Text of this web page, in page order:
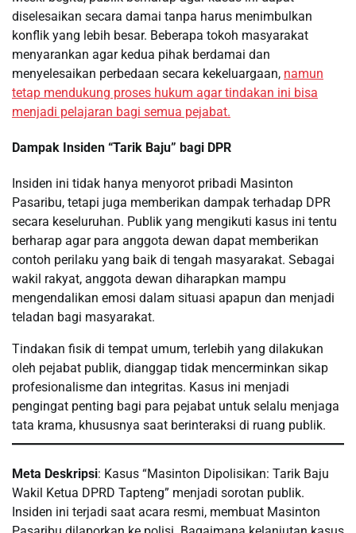
diselesaikan secara damai tanpa harus menimbulkan
konflik yang lebih besar. Beberapa tokoh masyarakat
menyarankan agar kedua pihak berdamai dan
menyelesaikan perbedaan secara kekeluargaan, namun
tetap mendukung proses hukum agar tindakan ini bisa
menjadi pelajaran bagi semua pejabat.
Dampak Insiden “Tarik Baju” bagi DPR
Insiden ini tidak hanya menyorot pribadi Masinton
Pasaribu, tetapi juga memberikan dampak terhadap DPR
secara keseluruhan. Publik yang mengikuti kasus ini tentu
berharap agar para anggota dewan dapat memberikan
contoh perilaku yang baik di tengah masyarakat. Sebagai
wakil rakyat, anggota dewan diharapkan mampu
mengendalikan emosi dalam situasi apapun dan menjadi
teladan bagi masyarakat.
Tindakan fisik di tempat umum, terlebih yang dilakukan
oleh pejabat publik, dianggap tidak mencerminkan sikap
profesionalisme dan integritas. Kasus ini menjadi
pengingat penting bagi para pejabat untuk selalu menjaga
tata krama, khususnya saat berinteraksi di ruang publik.
Meta Deskripsi: Kasus “Masinton Dipolisikan: Tarik Baju
Wakil Ketua DPRD Tapteng” menjadi sorotan publik.
Insiden ini terjadi saat acara resmi, membuat Masinton